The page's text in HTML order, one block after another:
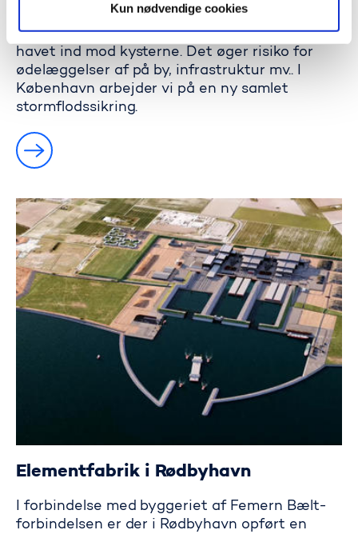
Kun nødvendige cookies
Fremtidens stigende havvandstand vil betyde
hyppigere oversvømmelser, når storme presser
havet ind mod kysterne. Det øger risiko for
ødelæggelser af på by, infrastruktur mv.. I
København arbejder vi på en ny samlet
stormflodssikring.
Elementfabrik i Rødbyhavn
I forbindelse med byggeriet af Femern Bælt-
forbindelsen er der i Rødbyhavn opført en